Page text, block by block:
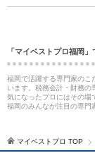
「マイベストプロ福岡
福岡で活躍する専門家のこ
います。税務会計・財務の
気になったプロにはその場
福岡のみんなが注目の専門
マイベストプロ TOP